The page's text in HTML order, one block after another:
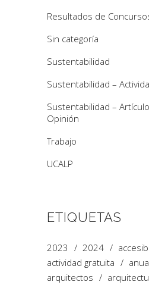
Resultados de
Sin categoría
Sustentabilidad
Sustentabilidad –
Sustentabilidad –
Opinión
Trabajo
UCALP
ETIQUETAS
2023 2024
actividad gratuita
arquitectos